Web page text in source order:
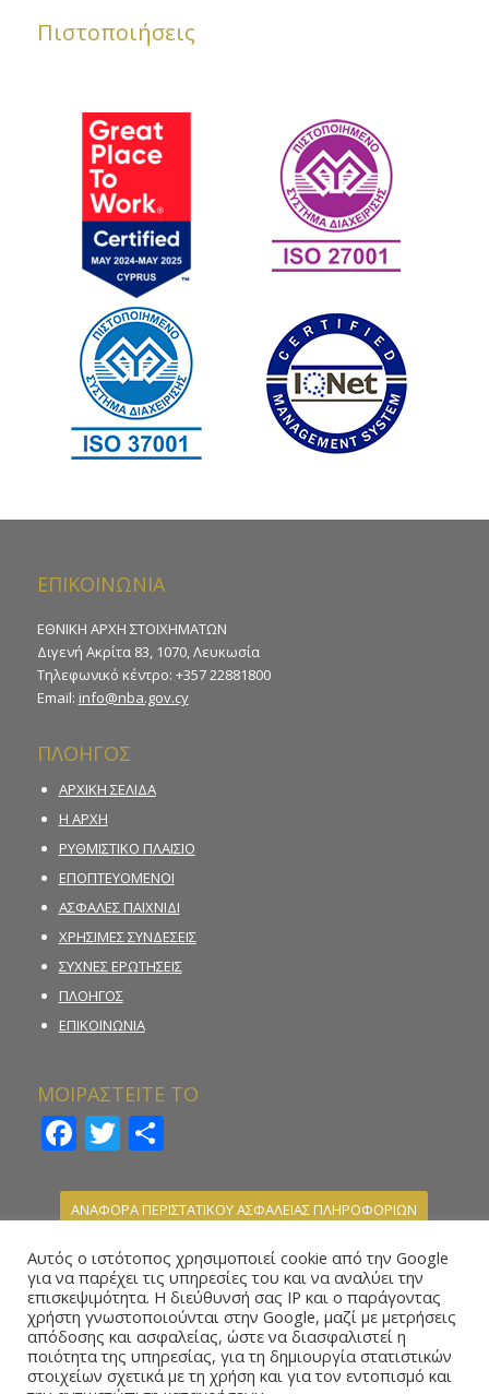
Πιστοποιήσεις
ΕΠΙΚΟΙΝΩΝΙΑ
ΕΘΝΙΚΗ ΑΡΧΗ ΣΤΟΙΧΗΜΑΤΩΝ
Διγενή Ακρίτα 83, 1070, Λευκωσία
Τηλεφωνικό κέντρο: +357 22881800
Email: info@nba.gov.cy
ΠΛΟΗΓΟΣ
ΑΡΧΙΚΗ ΣΕΛΙΔΑ
Η ΑΡΧΗ
ΡΥΘΜΙΣΤΙΚΟ ΠΛΑΙΣΙΟ
ΕΠΟΠΤΕΥΟΜΕΝΟΙ
ΑΣΦΑΛΕΣ ΠΑΙΧΝΙΔΙ
ΧΡΗΣΙΜΕΣ ΣΥΝΔΕΣΕΙΣ
ΣΥΧΝΕΣ ΕΡΩΤΗΣΕΙΣ
ΠΛΟΗΓΟΣ
ΕΠΙΚΟΙΝΩΝΙΑ
ΜΟΙΡΑΣΤΕΙΤΕ ΤΟ
Facebook
Twitter
Μοιραστείτε
ΑΝΑΦΟΡΑ ΠΕΡΙΣΤΑΤΙΚΟΥ ΑΣΦΑΛΕΙΑΣ ΠΛΗΡΟΦΟΡΙΩΝ
ΚΑΤΑΓΓΕΛΙΑ ΠΑΡΑΝΟΜΗΣ ΣΤΟΙΧΗΜΑΤΙΚΗΣ
ΔΡΑΣΤΗΡΙΟΤΗΤΑΣ
ΗΛΕΚΤΡΟΝΙΚΗ ΦΟΡΜΑ ΥΠΟΒΟΛΗΣ ΑΝΑΦΟΡΑΣ –
WHISTLEBLOWING
Αυτός ο ιστότοπος χρησιμοποιεί cookie από την Google
για να παρέχει τις υπηρεσίες του και να αναλύει την
επισκεψιμότητα. Η διεύθυνσή σας IP και ο παράγοντας
χρήστη γνωστοποιούνται στην Google, μαζί με μετρήσεις
απόδοσης και ασφαλείας, ώστε να διασφαλιστεί η
ποιότητα της υπηρεσίας, για τη δημιουργία στατιστικών
στοιχείων σχετικά με τη χρήση και για τον εντοπισμό και